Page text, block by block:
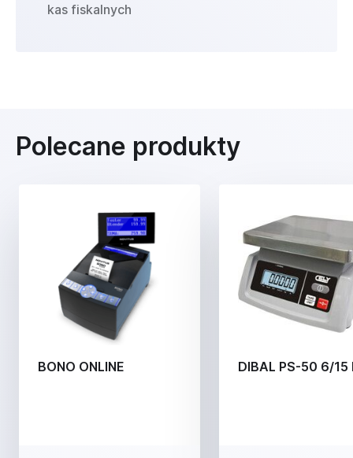
kas fiskalnych
Polecane produkty
BONO ONLINE DIBAL PS-50 6/15